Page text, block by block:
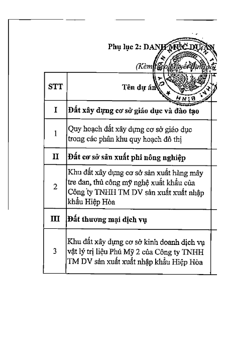
Phụ lục 2: DANJ
{Kèmị
STT Tên dư
I Đất xây dựng cơ sở giáo dục và đào tạo
1 Quy hoạch đất xây dựng cơ sở giáo dục
ừong các phân khu quy hoach đô thi
II Đất cơ sỏ* sản xuất phỉ nông nghiệp
2
Khu đất xây dựng cơ sở sản xuất hàng mây
ữe đan, thủ công mỹ nghệ xuất khẩu cùa
Công 'ty TNHH TM D V sản xuất xuất nhập
khẩu Hiệp Hòa
III Đất thương mại dịch vụ
3
Khu đất xây dựng cơ sở kinh doanh dịch vụ
vật lý trị liệu Phú Mỹ 2 của Công ty TNHH
TM DV sản xuất xuất nhập khẩu Hiệp Hòa